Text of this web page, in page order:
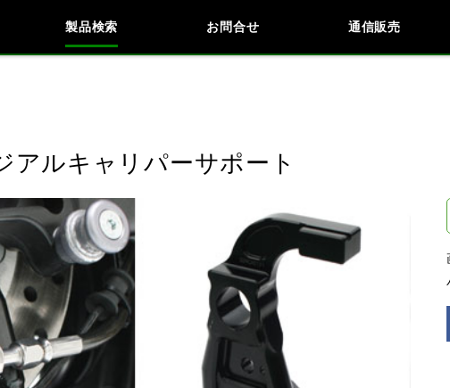
製品検索 お問合せ 通信販売
KAWASAKI
閉じる
アルキャリパーサポート